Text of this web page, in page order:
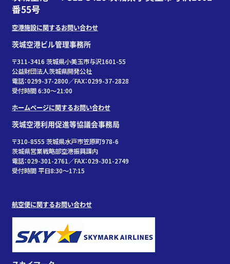
番55号
空港施設に関するお問い合わせ
茨城空港ビル管理事務所
〒311-3416 茨城県小美玉市与沢1601-55
公益財団法人茨城県開発公社
電話：0299-37-2800／FAX：0299-37-2828
受付時間 6:30〜21:00
ホームページに関するお問い合わせ
茨城空港利用促進等協議会事務局
〒310-8555 茨城県水戸市笠原町978-6
茨城県営業戦略部空港振興課内
電話：029-301-2761／FAX：029-301-2749
受付時間 平日8:30～17:15
航空便に関するお問い合わせ